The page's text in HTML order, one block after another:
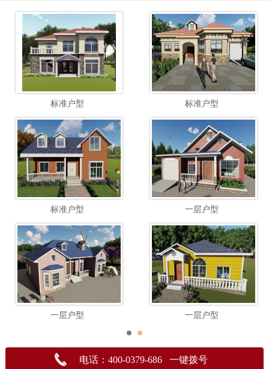
标准户型 标准户型
标准户型 一层户型
一层户型 一层户型
电话：400-0379-686 一键拨号